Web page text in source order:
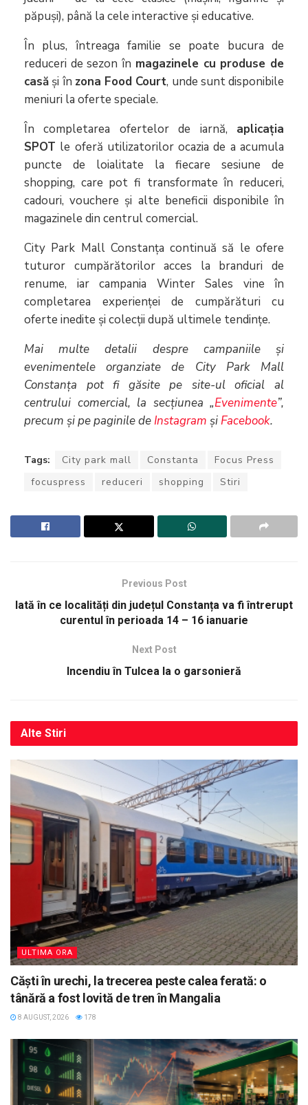
păpuși), până la cele interactive și educative.
În plus, întreaga familie se poate bucura de
reduceri de sezon în magazinele cu produse de
casă și în zona Food Court, unde sunt disponibile
meniuri la oferte speciale.
În completarea ofertelor de iarnă, aplicația
SPOT le oferă utilizatorilor ocazia de a acumula
puncte de loialitate la fiecare sesiune de
shopping, care pot fi transformate în reduceri,
cadouri, vouchere și alte beneficii disponibile în
magazinele din centrul comercial.
City Park Mall Constanța continuă să le ofere
tuturor cumpărătorilor acces la branduri de
renume, iar campania Winter Sales vine în
completarea experienței de cumpărături cu
oferte inedite și colecții după ultimele tendințe.
Mai multe detalii despre campaniile și
evenimentele organziate de City Park Mall
Constanța pot fi găsite pe site-ul oficial al
centrului comercial, la secțiunea „Evenimente”,
precum și pe paginile deInstagram șiFacebook.
Tags: City park mall Constanta
Focus Press
focuspress
reduceri shopping Stiri
Previous Post
Iată în ce localități din județul Constanța va fi întrerupt
curentul în perioada 14 – 16 ianuarie
Next Post
Incendiu în Tulcea la o garsonieră
Alte Stiri
ULTIMA ORA
Căști în urechi, la trecerea peste calea ferată: o
tânără a fost lovită de tren în Mangalia
8 AUGUST, 2026 178